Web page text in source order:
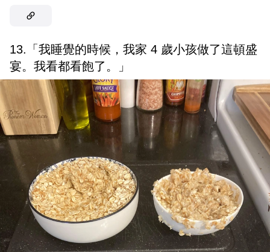
13.「我睡覺的時候，我家 4 歲小孩做了這頓盛
宴。我看都看飽了。」